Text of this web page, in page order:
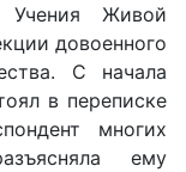
Учения Живой
довоенного
С начала
в переписке
многих
ему